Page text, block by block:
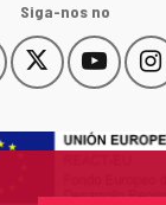
Siga-nos no
Este
enlace
abrirá
YouTube
Este
enlace
abrirá